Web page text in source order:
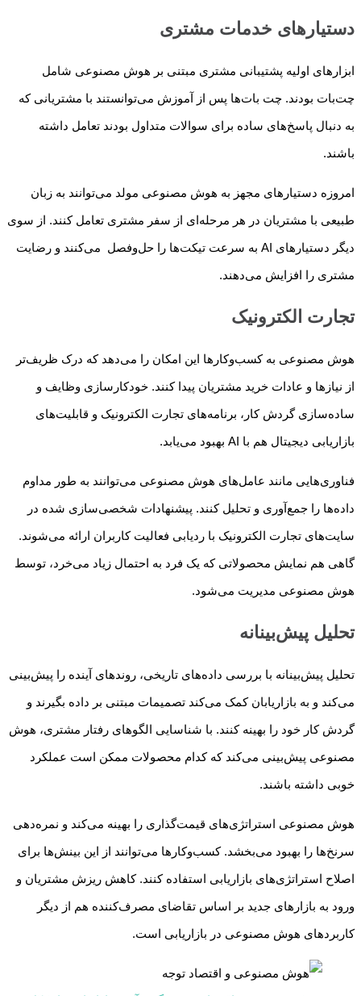
دستیارهای خدمات مشتری
ابزارهای اولیه پشتیبانی مشتری مبتنی بر هوش مصنوعی شامل
چت‌بات‌ بودند. چت بات‌ها پس از آموزش می‌توانستند با مشتریانی که
به دنبال پاسخ‌های ساده برای سوالات متداول بودند تعامل داشته
باشند.
امروزه دستیارهای مجهز به هوش مصنوعی مولد می‌توانند به زبان
طبیعی با مشتریان در هر مرحله‌ای از سفر مشتری تعامل کنند. از سوی
دیگر دستیارهای AI به سرعت تیکت‌ها را حل‌وفصل می‌کنند و رضایت
مشتری را افزایش می‌دهند.
تجارت الکترونیک
هوش مصنوعی به کسب‌وکارها این امکان را می‌دهد که درک ظریف‌تر
از نیازها و عادات خرید مشتریان پیدا کنند. خودکارسازی وظایف و
ساده‌سازی گردش کار، برنامه‌های تجارت الکترونیک و قابلیت‌های
بازاریابی دیجیتال هم با AI بهبود می‌یابد.
فناوری‌هایی مانند عامل‌های هوش مصنوعی می‌توانند به طور مداوم
داده‌ها را جمع‌آوری و تحلیل کنند. پیشنهادات شخصی‌سازی شده در
سایت‌های تجارت الکترونیک با ردیابی فعالیت کاربران ارائه می‌شوند.
گاهی هم نمایش محصولاتی که یک فرد به احتمال زیاد می‌خرد، توسط
هوش مصنوعی مدیریت می‌شود.
تحلیل پیش‌بینانه
تحلیل پیش‌بینانه با بررسی داده‌های تاریخی، روندهای آینده را پیش‌بینی
می‌کند و به بازاریابان کمک می‌کند تصمیمات مبتنی بر داده بگیرند و
گردش کار خود را بهینه کنند. با شناسایی الگوهای رفتار مشتری، هوش
مصنوعی پیش‌بینی می‌کند که کدام محصولات ممکن است عملکرد
خوبی داشته باشند.
هوش مصنوعی استراتژی‌های قیمت‌گذاری را بهینه می‌کند و نمره‌دهی
سرنخ‌ها را بهبود می‌بخشد. کسب‌وکارها می‌توانند از این بینش‌ها برای
اصلاح استراتژی‌های بازاریابی استفاده کنند. کاهش ریزش مشتریان و
ورود به بازارهای جدید بر اساس تقاضای مصرف‌کننده هم از دیگر
کاربردهای هوش مصنوعی در بازاریابی است.